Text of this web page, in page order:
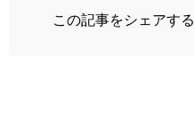
この記事をシェアする